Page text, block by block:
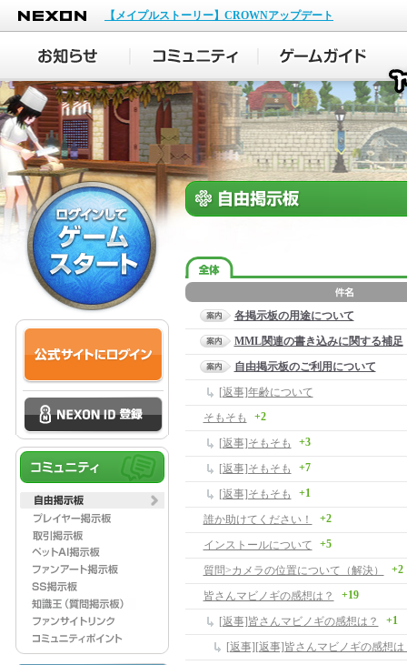
NEXON
【メイプルストーリー】CROWNアップデート
各掲示板の用途について
MML関連の書き込みに関する補足
自由掲示板のご利用について
[返事]年齢について
そもそも
+2
[返事]そもそも +3
[返事]そもそも +7
[返事]そもそも +1
誰か助けてください！ +2
インストールについて +5
質問>カメラの位置について（解決） +2
皆さんマビノギの感想は？ +19
[返事]皆さんマビノギの感想は？ +1
[返事][返事]皆さんマビノギの感想は